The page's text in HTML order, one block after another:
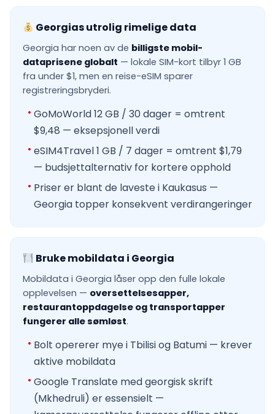
Georgias utrolig rimelige data
Georgia har noen av de billigste mobil-
dataprisene globalt — lokale SIM-kort tilbyr 1 GB
fra under $1, men en reise-eSIM sparer
registreringsbryderi.
GoMoWorld 12 GB / 30 dager = omtrent
$9,48 — eksepsjonell verdi
eSIM4Travel 1 GB / 7 dager = omtrent $1,79
— budsjettalternativ for kortere opphold
Priser er blant de laveste i Kaukasus —
Georgia topper konsekvent verdirangeringer
Bruke mobildata i Georgia
Mobildata i Georgia låser opp den fulle lokale
opplevelsen — oversettelsesapper,
restaurantoppdagelse og transportapper
fungerer alle sømløst.
Bolt opererer mye i Tbilisi og Batumi — krever
aktive mobildata
Google Translate med georgisk skrift
(Mkhedruli) er essensielt —